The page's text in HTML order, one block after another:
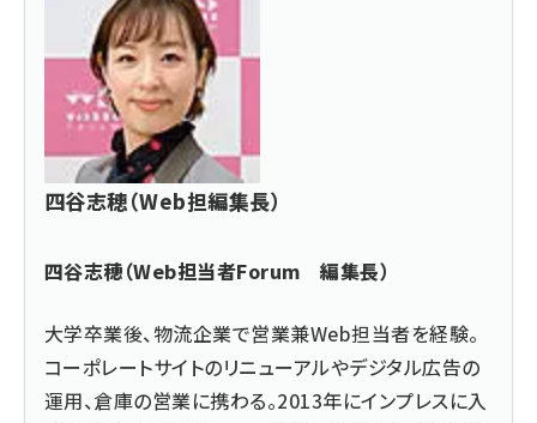
四谷志穂（Web担編集長）
四谷志穂（Web担当者Forum 編集長）
大学卒業後、物流企業で営業兼Web担当者を経験。
コーポレートサイトのリニューアルやデジタル広告の
運用、倉庫の営業に携わる。2013年にインプレスに入